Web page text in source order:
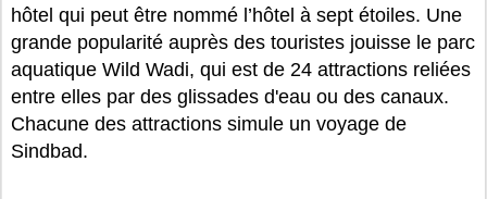
hôtel qui peut être nommé l’hôtel à sept étoiles. Une
grande popularité auprès des touristes jouisse le parc
aquatique Wild Wadi, qui est de 24 attractions reliées
entre elles par des glissades d'eau ou des canaux.
Chacune des attractions simule un voyage de
Sindbad.